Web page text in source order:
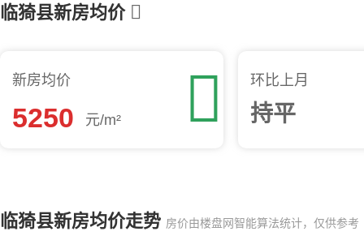
临猗县新房均价 
新房均价
5250 元/m²  环比上月
持平
临猗县新房均价走势 房价由楼盘网智能算法统计，仅供参考